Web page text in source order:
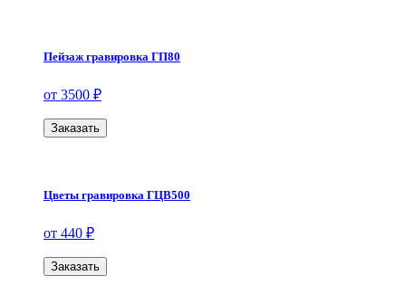
Пейзаж гравировка ГП80
от 3500 ₽
Заказать
Цветы гравировка ГЦВ500
от 440 ₽
Заказать